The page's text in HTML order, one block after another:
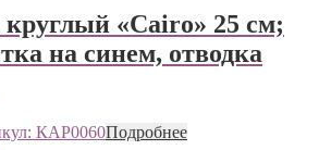
«Cairo» 25 см;
на синем, отводка
КАР0060Подробнее